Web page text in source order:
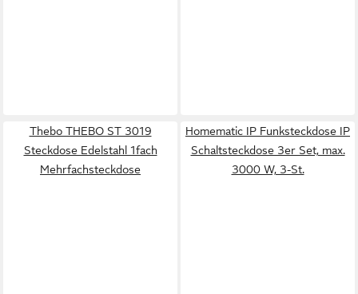
Thebo THEBO ST 3019
Steckdose Edelstahl 1fach
Mehrfachsteckdose
Homematic IP Funksteckdose IP
Schaltsteckdose 3er Set, max.
3000 W, 3-St.